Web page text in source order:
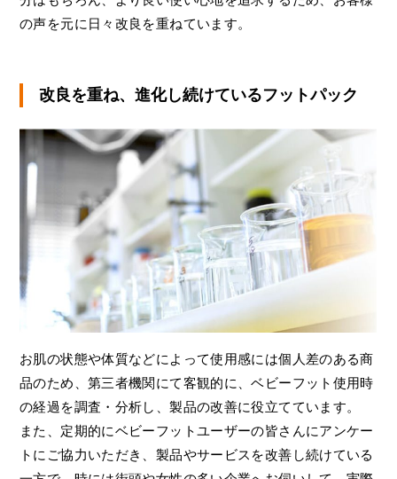
の声を元に日々改良を重ねています。
改良を重ね、進化し続けているフットパック
お肌の状態や体質などによって使用感には個人差のある商
品のため、第三者機関にて客観的に、ベビーフット使用時
の経過を調査・分析し、製品の改善に役立てています。
また、定期的にベビーフットユーザーの皆さんにアンケー
トにご協力いただき、製品やサービスを改善し続けている